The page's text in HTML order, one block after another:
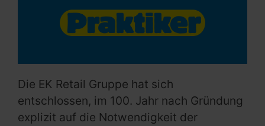
Die EK Retail Gruppe hat sich
entschlossen, im 100. Jahr nach Gründung
explizit auf die Notwendigkeit der